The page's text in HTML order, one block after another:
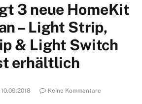
3 neue HomeKit
– Light Strip,
& Light Switch
erhältlich
10.09.2018 Keine Kommentare